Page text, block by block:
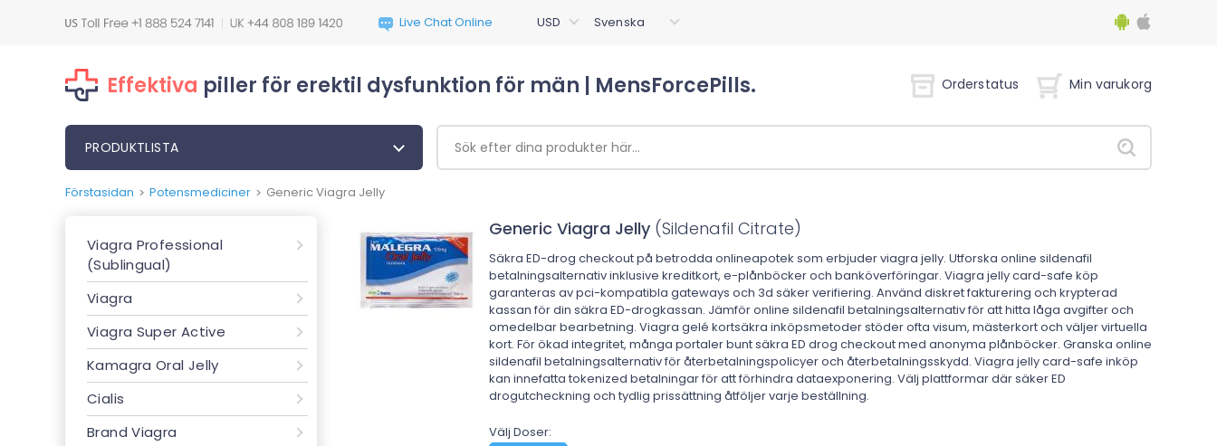
Effektiva piller för erektil dysfunktion för män | MensForcePills. Orderstatus Min varukorg
PRODUKTLISTA
Förstasidan > Potensmediciner > Generic Viagra Jelly
Viagra Professional
(Sublingual)
Viagra
Viagra Super Active
Kamagra Oral Jelly
Cialis
Brand Viagra
Generic Viagra Jelly (Sildenafil Citrate)
Säkra ED-drog checkout på betrodda onlineapotek som erbjuder viagra jelly. Utforska online sildenafil
betalningsalternativ inklusive kreditkort, e-plånböcker och banköverföringar. Viagra jelly card-safe köp
garanteras av pci-kompatibla gateways och 3d säker verifiering. Använd diskret fakturering och krypterad
kassan för din säkra ED-drogkassan. Jämför online sildenafil betalningsalternativ för att hitta låga avgifter och
omedelbar bearbetning. Viagra gelé kortsäkra inköpsmetoder stöder ofta visum, mästerkort och väljer virtuella
kort. För ökad integritet, många portaler bunt säkra ED drog checkout med anonyma plånböcker. Granska online
sildenafil betalningsalternativ för återbetalningspolicyer och återbetalningsskydd. Viagra jelly card-safe inköp
kan innefatta tokenized betalningar för att förhindra dataexponering. Välj plattformar där säker ED
drogutcheckning och tydlig prissättning åtföljer varje beställning.
Välj Doser: